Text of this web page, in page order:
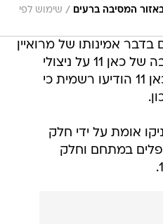
המסיבה ברעים / שימוש לפי
אמינותו של מרואיין
בשם ניקו אוסטרוגה בכתבה של כאן 11 על ניצולי
הטבח במסיבה ברעים, בכאן 11 הודיעו רשמית כי
אומת על ידי חלק
במתחם וחלק